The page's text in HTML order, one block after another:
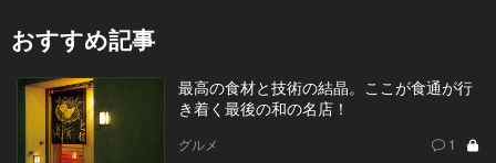
おすすめ記事
最高の食材と技術の結晶。ここが食通が行
き着く最後の和の名店！
グルメ 1